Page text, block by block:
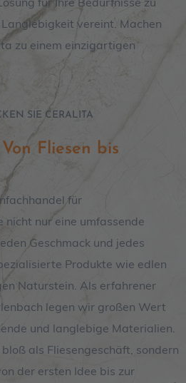
vereint. Machen
zu einem einzigartigen
SIE CERALITA
Fliesen bis
für
nicht nur eine umfassende
Geschmack und jedes
Produkte wie edlen
Naturstein. Als erfahrener
legen wir großen Wert
und langlebige Materialien.
als Fliesengeschäft, sondern
der ersten Idee bis zur